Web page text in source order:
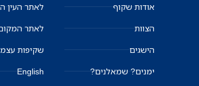
אודות שקוף
הצוות
הישגים
ימנים? שמאלנים?
לאתר העין
לאתר
שקיפות
English